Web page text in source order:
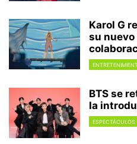
Karol G
su
BTS se
la
ESPECTÁCULOS